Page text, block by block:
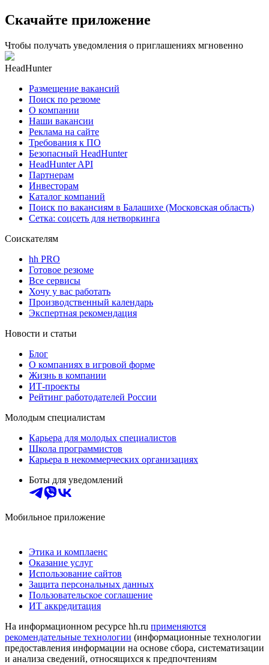
Скачайте приложение
Чтобы получать уведомления о приглашениях мгновенно
HeadHunter
Размещение вакансий
Поиск по резюме
О компании
Наши вакансии
Реклама на сайте
Требования к ПО
Безопасный HeadHunter
HeadHunter API
Партнерам
Инвесторам
Каталог компаний
Поиск по вакансиям в Балашихе (Московская область)
Сетка: соцсеть для нетворкинга
Соискателям
hh PRO
Готовое резюме
Все сервисы
Хочу у вас работать
Производственный календарь
Экспертная рекомендация
Новости и статьи
Блог
О компаниях в игровой форме
Жизнь в компании
ИТ-проекты
Рейтинг работодателей России
Молодым специалистам
Карьера для молодых специалистов
Школа программистов
Карьера в некоммерческих организациях
Боты для уведомлений
Мобильное приложение
Этика и комплаенс
Оказание услуг
Использование сайтов
Защита персональных данных
Пользовательское соглашение
ИТ аккредитация
На информационном ресурсе hh.ru применяются
рекомендательные технологии (информационные технологии
предоставления информации на основе сбора, систематизации
и анализа сведений, относящихся к предпочтениям